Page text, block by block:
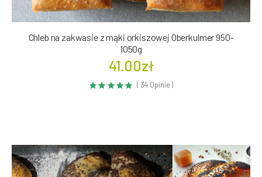
Chleb na zakwasie z mąki orkiszowej Oberkulmer 950-
1050g
41.00zł
( 34 Opinie )